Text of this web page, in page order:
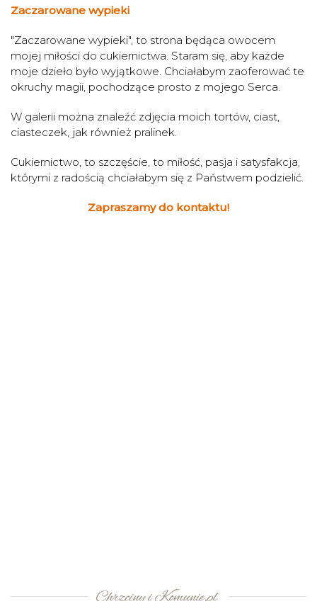
Zaczarowane wypieki
"Zaczarowane wypieki", to strona będąca owocem
mojej miłości do cukiernictwa. Staram się, aby każde
moje dzieło było wyjątkowe. Chciałabym zaoferować te
okruchy magii, pochodzące prosto z mojego Serca.
W galerii można znaleźć zdjęcia moich tortów, ciast,
ciasteczek, jak również pralinek.
Cukiernictwo, to szczęście, to miłość, pasja i satysfakcja,
którymi z radością chciałabym się z Państwem podzielić.
Zapraszamy do kontaktu!